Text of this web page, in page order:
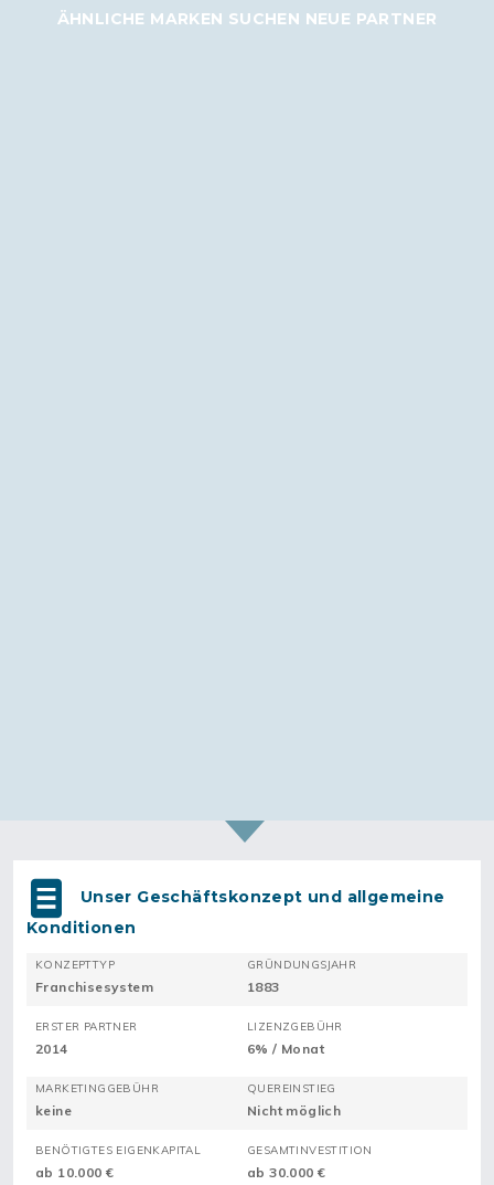
ÄHNLICHE MARKEN SUCHEN NEUE PARTNER
Unser Geschäftskonzept und allgemeine
Konditionen
KONZEPTTYP
Franchisesystem
GRÜNDUNGSJAHR
1883
ERSTER PARTNER
2014
LIZENZGEBÜHR
6% / Monat
MARKETINGGEBÜHR
keine
QUEREINSTIEG
Nicht möglich
BENÖTIGTES EIGENKAPITAL
ab 10.000 €
GESAMTINVESTITION
ab 30.000 €